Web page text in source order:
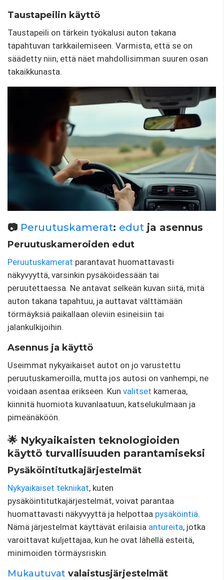
Taustapeilin käyttö
Taustapeili on tärkein työkalusi auton takana
tapahtuvan tarkkailemiseen. Varmista, että se on
säädetty niin, että näet mahdollisimman suuren osan
takaikkunasta.
📷 Peruutuskamerat: edut ja asennus
Peruutuskameroiden edut
Peruutuskamerat parantavat huomattavasti
näkyvyyttä, varsinkin pysäköidessään tai
peruutettaessa. Ne antavat selkeän kuvan siitä, mitä
auton takana tapahtuu, ja auttavat välttämään
törmäyksiä paikallaan oleviin esineisiin tai
jalankulkijoihin.
Asennus ja käyttö
Useimmat nykyaikaiset autot on jo varustettu
peruutuskameroilla, mutta jos autosi on vanhempi, ne
voidaan asentaa erikseen. Kun valitset kameraa,
kiinnitä huomiota kuvanlaatuun, katselukulmaan ja
pimeänäköön.
🌟 Nykyaikaisten teknologioiden
käyttö turvallisuuden parantamiseksi
Pysäköintitutkajärjestelmät
Nykyaikaiset tekniikat, kuten
pysäköintitutkajärjestelmät, voivat parantaa
huomattavasti näkyvyyttä ja helpottaa pysäköintiä.
Nämä järjestelmät käyttävät erilaisia ​​antureita, jotka
varoittavat kuljettajaa, kun he ovat lähellä esteitä,
minimoiden törmäysriskin.
Mukautuvat valaistusjärjestelmät